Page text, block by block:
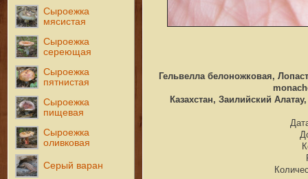
Сыроежка
мясистая
Сыроежка
сереющая
Сыроежка
пятнистая
Сыроежка
пищевая
Сыроежка
оливковая
Серый варан
Гельвелла белоножковая,
Казахстан, Заилийский